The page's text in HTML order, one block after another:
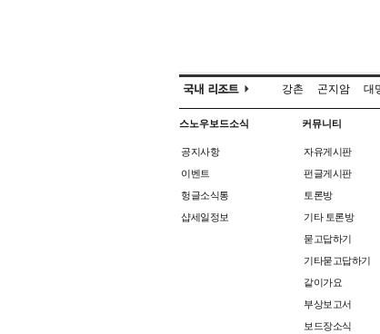
강촌 곤지암 대
스노우보드소식
공지사항
이벤트
헝글소식통
샵세일정보
커뮤니티
자유게시판
펀글게시판
토론방
기타 토론방
묻고답하기
기타묻고답하기
같이가요
부상보고서
보드장소식